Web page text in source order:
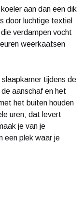
aan dan een dik
door luchtige textiel
verdampen vocht
weerkaatsen
tijdens de
aanschaf en het
het buiten houden
uren; dat levert
je van je
een plek waar je